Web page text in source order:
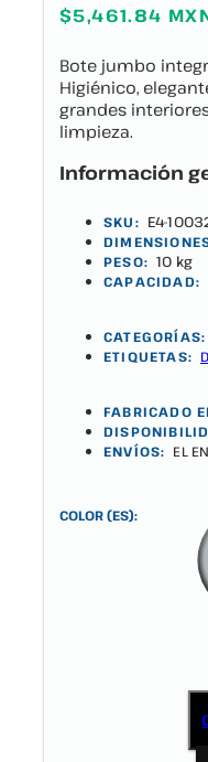
$5,461.84
Bote jumbo
Higiénico,
grandes
limpieza.
Información
SKU: E4-
PESO: 10 kg
CAPACIDAD:
CATEGORÍAS:
ETIQUETAS:
FABRICADO
ENVÍOS: EL
COLOR (ES):